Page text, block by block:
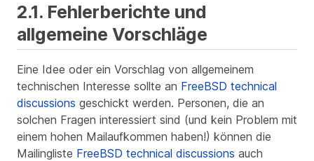
2.1. Fehlerberichte und
allgemeine Vorschläge
Eine Idee oder ein Vorschlag von allgemeinem
technischen Interesse sollte an FreeBSD technical
discussions geschickt werden. Personen, die an
solchen Fragen interessiert sind (und kein Problem mit
einem hohen Mailaufkommen haben!) können die
Mailingliste FreeBSD technical discussions auch